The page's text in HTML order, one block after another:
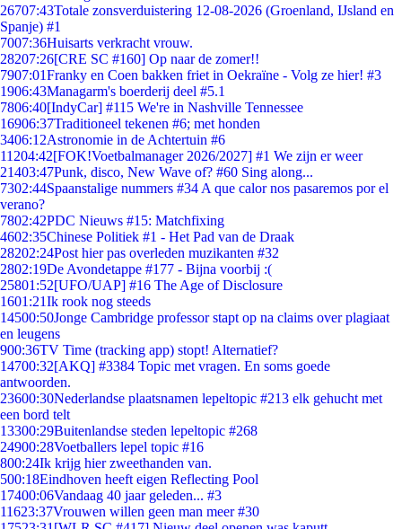
26707:43Totale zonsverduistering 12-08-2026 (Groenland, IJsland en
Spanje) #1
7007:36Huisarts verkracht vrouw.
28207:26[CRE SC #160] Op naar de zomer!!
7907:01Franky en Coen bakken friet in Oekraïne - Volg ze hier! #3
1906:43Managarm's boerderij deel #5.1
7806:40[IndyCar] #115 We're in Nashville Tennessee
16906:37Traditioneel tekenen #6; met honden
3406:12Astronomie in de Achtertuin #6
11204:42[FOK!Voetbalmanager 2026/2027] #1 We zijn er weer
21403:47Punk, disco, New Wave of? #60 Sing along...
7302:44Spaanstalige nummers #34 A que calor nos pasaremos por el
verano?
7802:42PDC Nieuws #15: Matchfixing
4602:35Chinese Politiek #1 - Het Pad van de Draak
28202:24Post hier pas overleden muzikanten #32
2802:19De Avondetappe #177 - Bijna voorbij :(
25801:52[UFO/UAP] #16 The Age of Disclosure
1601:21Ik rook nog steeds
14500:50Jonge Cambridge professor stapt op na claims over plagiaat
en leugens
900:36TV Time (tracking app) stopt! Alternatief?
14700:32[AKQ] #3384 Topic met vragen. En soms goede
antwoorden.
23600:30Nederlandse plaatsnamen lepeltopic #213 elk gehucht met
een bord telt
13300:29Buitenlandse steden lepeltopic #268
24900:28Voetballers lepel topic #16
800:24Ik krijg hier zweethanden van.
500:18Eindhoven heeft eigen Reflecting Pool
17400:06Vandaag 40 jaar geleden... #3
11623:37Vrouwen willen geen man meer #30